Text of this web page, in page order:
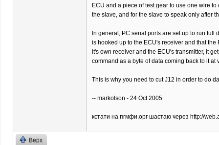
ECU and a piece of test gear to use one wire
the slave, and for the slave to speak only after
In general, PC serial ports are set up to run
is hooked up to the ECU's receiver and that
it's own receiver and the ECU's transmitter, it
command as a byte of data coming back to it
This is why you need to cut J12 in order to do
-- markolson - 24 Oct 2005
кстати на пгмфи.орг шастаю через http://
Верх